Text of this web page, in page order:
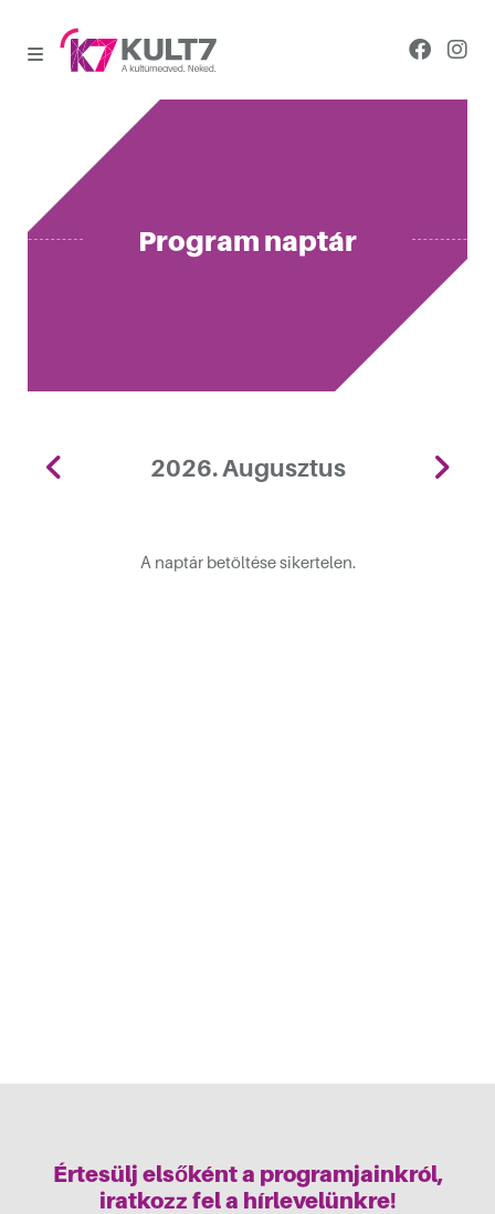
jótékonysági aukció
Program naptár
2026. Augusztus
A naptár betöltése sikertelen.
Értesülj elsőként a programjainkról,
iratkozz fel a hírlevelünkre!